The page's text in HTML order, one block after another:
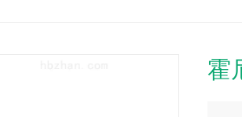
霍